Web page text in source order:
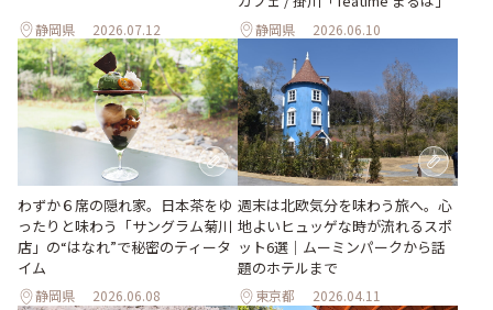
静岡県 2026.07.12 静岡県 2026.06.10
わずか６席の隠れ家。日本茶をゆ
ったりと味わう「サングラム菊川
店」の“はなれ”で秘密のティータ
イム
静岡県 2026.06.08
週末は北欧気分を味わう旅へ。心
地よいヒュッゲな時が流れるスポ
ット6選｜ムーミンパークから話
題のホテルまで
東京都 2026.04.11